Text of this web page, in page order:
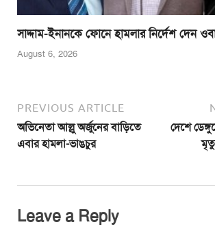
সাদ্দাম-ইনানকে ফোনে হামলার নির্দেশ দেন
August 6, 2026
PREVIOUS ARTICLE
অভিনেতা আল্লু অর্জুনের বাড়িতে
এবার হামলা-ভাঙচুর
দেশে
Leave a Reply